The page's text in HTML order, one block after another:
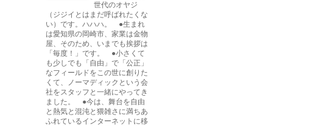
世代のオヤジ
（ジジイとはまだ呼ばれたくな
い）です。ハハハ。 ●生まれ
は愛知県の岡崎市、家業は金物
屋、そのため、いまでも挨拶は
「毎度！」です。 ●小さくて
も少しでも「自由」で「公正」
なフィールドをこの世に創りた
くて、ノーマディックという会
社をスタッフと一緒にやってき
ました。 ●今は、舞台を自由
と熱気と混沌と猥雑さに満ちあ
ふれているインターネットに移